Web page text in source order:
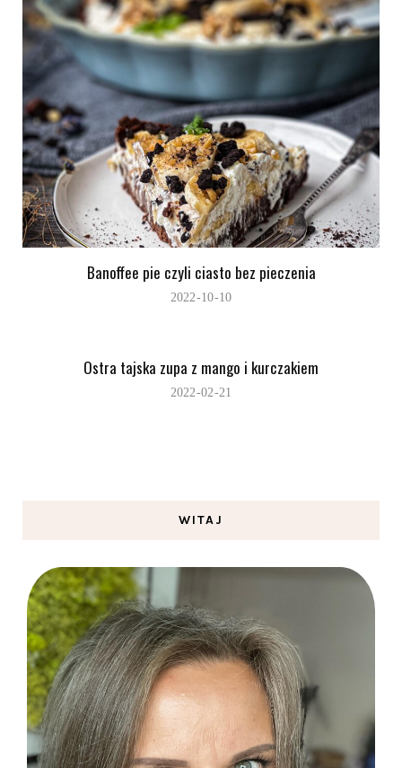
Banoffee pie czyli ciasto bez pieczenia
2022-10-10
Ostra tajska zupa z mango i kurczakiem
2022-02-21
WITAJ